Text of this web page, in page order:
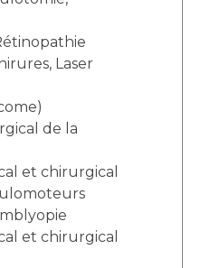
Laser
de la
et chirurgical
et chirurgical